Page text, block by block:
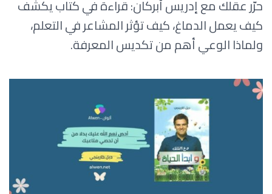
حرّر عقلك مع إدريس أبركان: قراءة في كتاب يكشف
كيف يعمل الدماغ، كيف تؤثر المشاعر في التعلم،
ولماذا الوعي أهم من تكديس المعرفة.